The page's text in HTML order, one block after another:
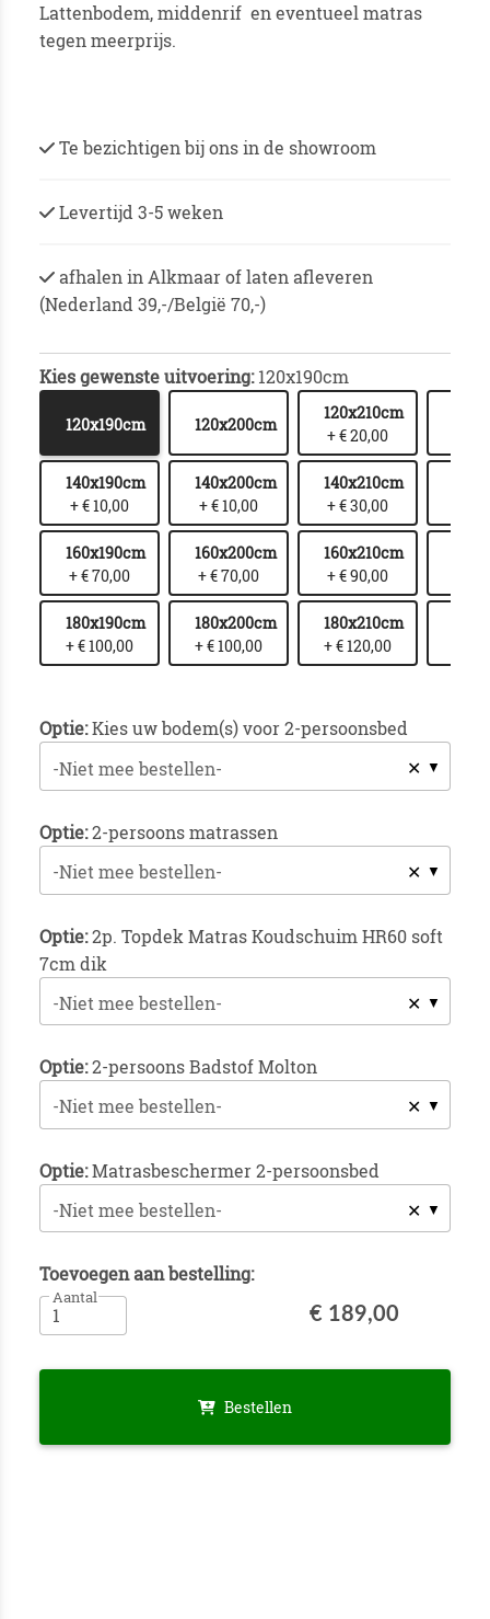
Lattenbodem, middenrif en eventueel matras
tegen meerprijs.
Te bezichtigen bij ons in de showroom
Levertijd 3-5 weken
afhalen in Alkmaar of laten afleveren
(Nederland 39,-/België 70,-)
Kies gewenste uitvoering: 120x190cm
120x190cm 120x200cm
120x210cm
+ € 20,00
140x190cm
+ € 10,00
140x200cm
+ € 10,00
140x210cm
+ € 30,00
160x190cm
+ € 70,00
160x200cm
+ € 70,00
160x210cm
+ € 90,00
180x190cm
+ € 100,00
180x200cm
+ € 100,00
180x210cm
+ € 120,00
Optie:Kies uw bodem(s) voor 2-persoonsbed
✕
-Niet mee bestellen-
Optie:2-persoons matrassen
✕
-Niet mee bestellen-
Optie:2p. Topdek Matras Koudschuim HR60 soft
7cm dik
✕
-Niet mee bestellen-
Optie:2-persoons Badstof Molton
✕
-Niet mee bestellen-
Optie:Matrasbeschermer 2-persoonsbed
✕
-Niet mee bestellen-
Toevoegen aan bestelling:
Aantal
€ 189,00
Bestellen